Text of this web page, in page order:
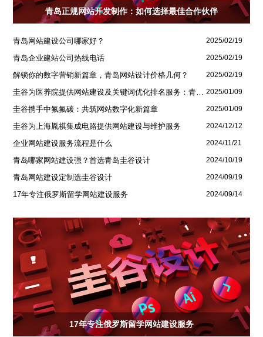
青岛正规网站开发制作：如何选择最佳合作伙伴
青岛网站建设公司哪家好？ 2025/02/19
青岛企业建站公司热线电话 2025/02/19
解锁你的数字营销新篇章，青岛网站设计价格几何？ 2025/02/19
2025/01/09
圭谷携手中氟氟碳：共筑网站数字化新篇章 2025/01/09
圭谷为上海胤祺集成电路提供网站建设与维护服务 2024/12/12
企业网站建设服务流程是什么 2024/11/21
青岛哪家网站建设强？首选青岛圭谷设计 2024/10/19
青岛网站建设定制选圭谷设计 2024/09/19
17年专注俄罗斯留学网站建设服务 2024/09/14
17年专注俄罗斯留学网站建设服务